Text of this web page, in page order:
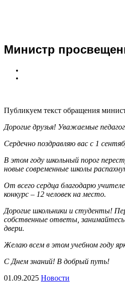
Министр
Публикуем текст обращения
Дорогие друзья! Уважаемые
Сердечно поздравляю вас с 1
В этом году школьный порог
новые современные школы
От всего сердца благодарю
конкурс – 12 человек на место.
Дорогие школьники и студенты!
собственные ответы,
двери.
Желаю всем в этом учебном году
С Днем знаний! В добрый путь!
01.09.2025 Новости